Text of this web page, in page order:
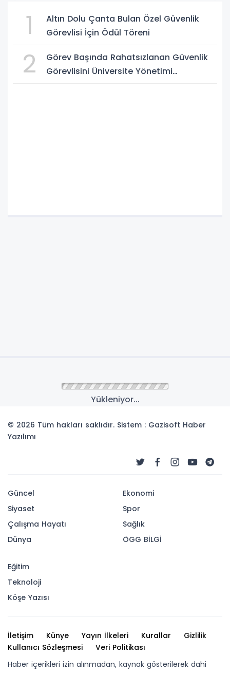
1
Altın Dolu Çanta Bulan Özel Güvenlik
Görevlisi İçin Ödül Töreni
2
Görev Başında Rahatsızlanan Güvenlik
Görevlisini Üniversite Yönetimi
Yükleniyor...
© 2026 Tüm hakları saklıdır. Sistem : Gazisoft Haber
Yazılımı
Güncel
Siyaset
Çalışma Hayatı
Dünya
Ekonomi
Spor
Sağlık
ÖGG BİLGİ
Eğitim
Teknoloji
Köşe Yazısı
İletişim Künye Yayın İlkeleri Kurallar
Gizlilik
Kullanıcı Sözleşmesi
Veri Politikası
Haber içerikleri izin alınmadan, kaynak gösterilerek dahi